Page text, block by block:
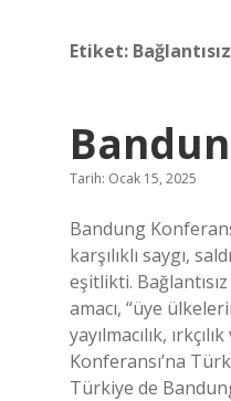
Etiket:
Tarih: Ocak 15, 2025
Bandung
karşılıklı saygı,
eşitlikti.
amacı, “üye
yayılmacılık,
Konferansı’na
Türkiye de